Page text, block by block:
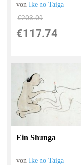
vonIke no Taiga
€203.00
€117.74
Ein Shunga
vonIke no Taiga